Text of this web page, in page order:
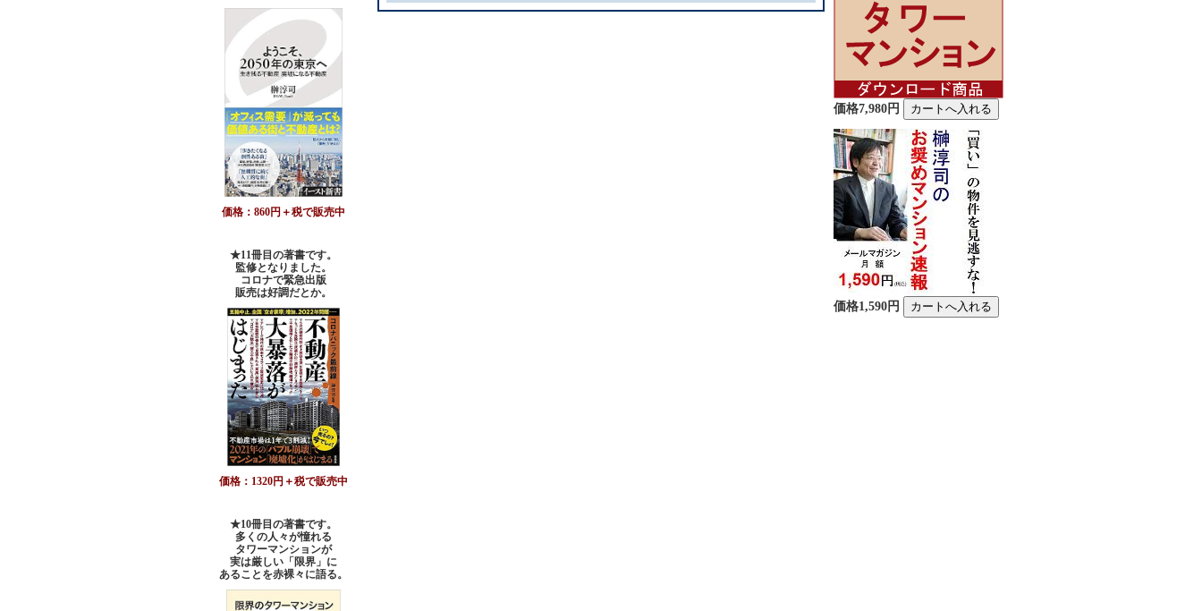
価格：860円＋税で販売中
★11冊目の著書です。
監修となりました。
コロナで緊急出版
販売は好調だとか。
価格：1320円＋税で販売中
★10冊目の著書です。
多くの人々が憧れる
タワーマンションが
実は厳しい「限界」に
あることを赤裸々に語る。
価格7,980円
価格1,590円